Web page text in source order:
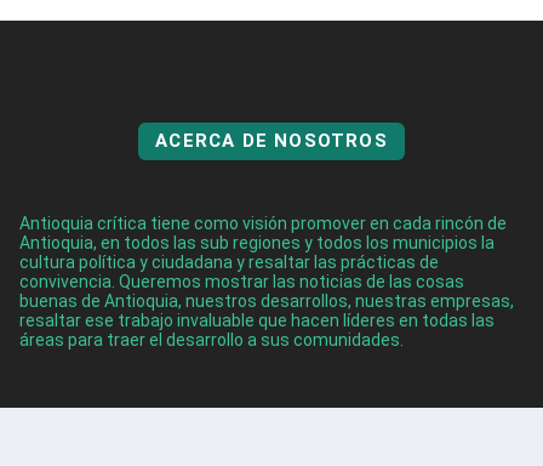
ACERCA DE NOSOTROS
Antioquia crítica tiene como visión promover en cada rincón de
Antioquia, en todos las sub regiones y todos los municipios la
cultura política y ciudadana y resaltar las prácticas de
convivencia. Queremos mostrar las noticias de las cosas
buenas de Antioquia, nuestros desarrollos, nuestras empresas,
resaltar ese trabajo invaluable que hacen líderes en todas las
áreas para traer el desarrollo a sus comunidades.